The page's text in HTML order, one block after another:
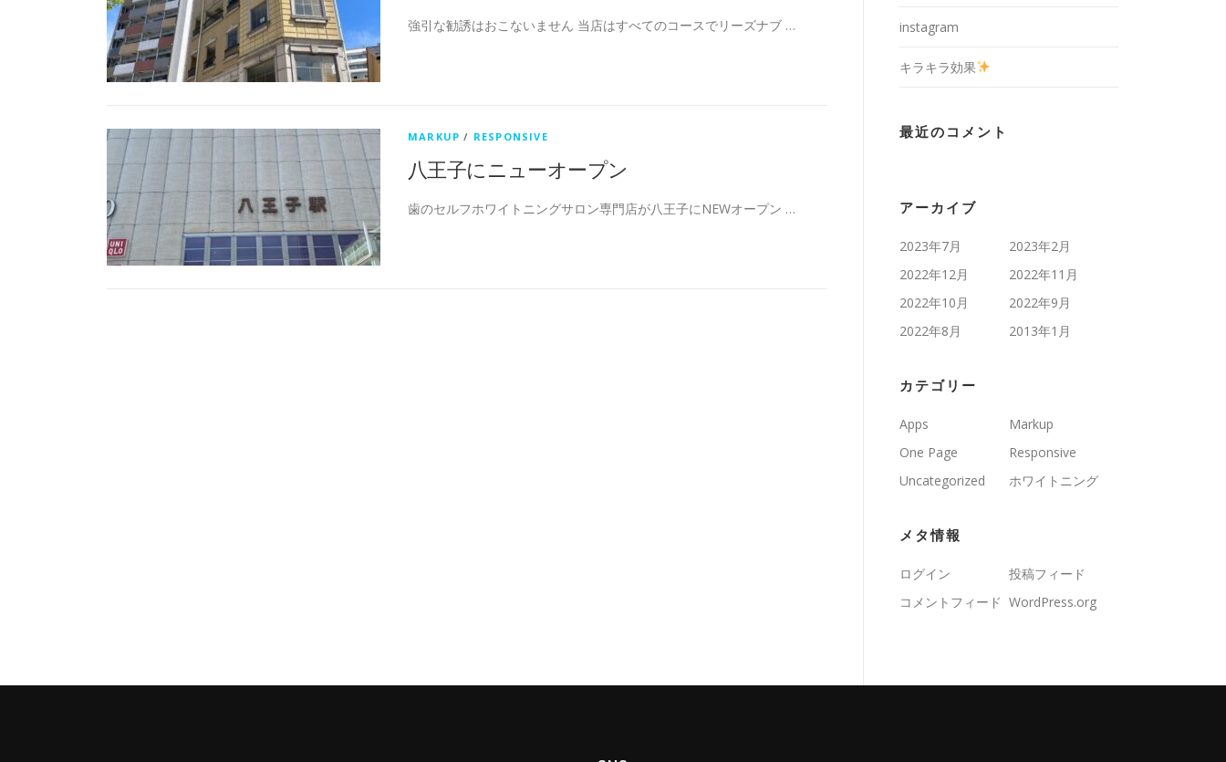
強引な勧誘はおこないません 当店はすべてのコースでリーズナブ …
MARKUP / RESPONSIVE
八王子にニューオープン
歯のセルフホワイトニングサロン専門店が八王子にNEWオープン …
instagram
キラキラ効果
最近のコメント
アーカイブ
2023年7月
2023年2月
2022年12月
2022年11月
2022年10月
2022年9月
2022年8月
2013年1月
カテゴリー
Apps
Markup
One Page
Responsive
Uncategorized
ホワイトニング
メタ情報
ログイン
投稿フィード
コメントフィード WordPress.org